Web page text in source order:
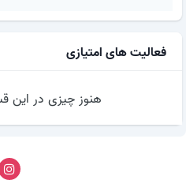
فعالیت های امتیازی
هنوز چیزی در این